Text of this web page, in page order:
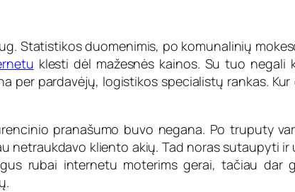
Statistikos duomenimis, po komunalinių
klesti dėl mažesnės kainos. Su tuo
per pardavėjų, logistikos specialistų rankas.
pranašumo buvo negana. Po truputy
netraukdavo kliento akių. Tad noras sutaupyti
rubai internetu moterims gerai, tačiau